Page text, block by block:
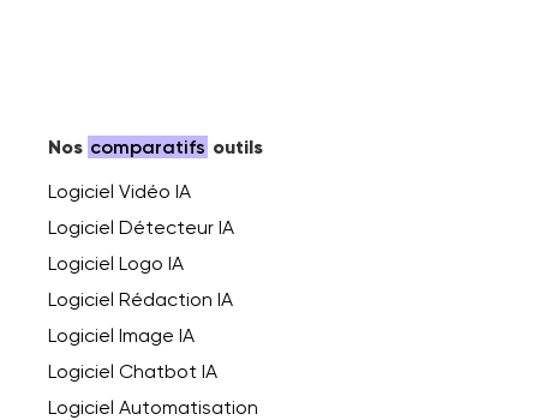
Nos comparatifs outils
Logiciel Vidéo IA
Logiciel Détecteur IA
Logiciel Logo IA
Logiciel Rédaction IA
Logiciel Image IA
Logiciel Chatbot IA
Logiciel Automatisation